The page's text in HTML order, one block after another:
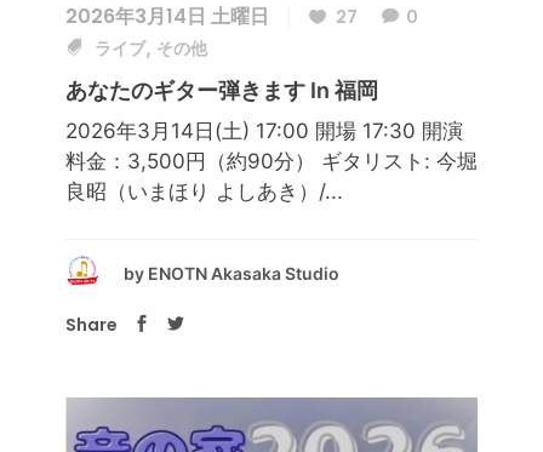
2026年3月14日 土曜日 27
0
ライブ, その他
あなたのギター弾きます In 福岡
2026年3月14日(土) 17:00 開場 17:30 開演
料金：3,500円（約90分） ギタリスト: 今堀
良昭（いまほり よしあき）/...
by ENOTN Akasaka Studio
Share